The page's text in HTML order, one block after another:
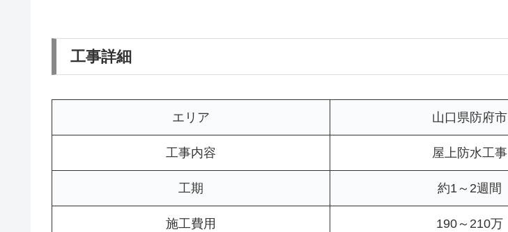
工事詳細
エリア 山口県防府市
工事内容 屋上防水工事
工期 約1～2週間
施工費用 190～210万